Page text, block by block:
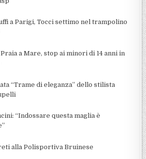
a Parigi, Tocci settimo nel trampolino
a Mare, stop ai minori di 14 anni in
“Trame di eleganza” dello stilista
“Indossare questa maglia è
alla Polisportiva Bruinese